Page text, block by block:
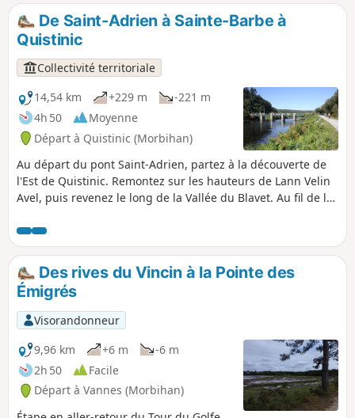
De Saint-Adrien à Sainte-Barbe à
Quistinic
Collectivité territoriale
14,54 km
+229 m
-221 m
4h 50
Moyenne
Départ à Quistinic (Morbihan)
Au départ du pont Saint-Adrien, partez à la découverte de
l'Est de Quistinic. Remontez sur les hauteurs de Lann Velin
Avel, puis revenez le long de la Vallée du Blavet. Au fil de la
des points de vue sur la rivière. Au détour des sentiers,
laissez-vous surprendre par les chapelles, fontaines,
hameaux, ponts, écluses... Ce parcours reprend la partie Est
du Circuit des chapelles.
Des rives du Vincin à la Pointe des
Émigrés
Visorandonneur
9,96 km
+6 m
-6 m
2h 50
Facile
Départ à Vannes (Morbihan)